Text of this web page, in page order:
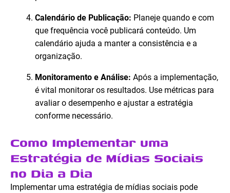
Calendário de Publicação: Planeje quando e com
que frequência você publicará conteúdo. Um
calendário ajuda a manter a consistência e a
organização.
Monitoramento e Análise: Após a implementação,
é vital monitorar os resultados. Use métricas para
avaliar o desempenho e ajustar a estratégia
conforme necessário.
Como Implementar uma
Estratégia de Mídias Sociais
no Dia a Dia
Implementar uma estratégia de mídias sociais pode